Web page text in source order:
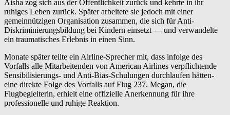
Aisha zog sich aus der Öffentlichkeit zurück und kehrte in ihr
ruhiges Leben zurück. Später arbeitete sie jedoch mit einer
gemeinnützigen Organisation zusammen, die sich für Anti-
Diskriminierungs­bildung bei Kindern einsetzt — und verwandelte
ein traumatisches Erlebnis in einen Sinn.
Monate später teilte ein Airline-Sprecher mit, dass infolge des
Vorfalls alle Mitarbeitenden von American Airlines verpflichtende
Sensibilisierungs- und Anti-Bias-Schulungen durchlaufen hätten-
eine direkte Folge des Vorfalls auf Flug 237. Megan, die
Flugbegleiterin, erhielt eine offizielle Anerkennung für ihre
professionelle und ruhige Reaktion.